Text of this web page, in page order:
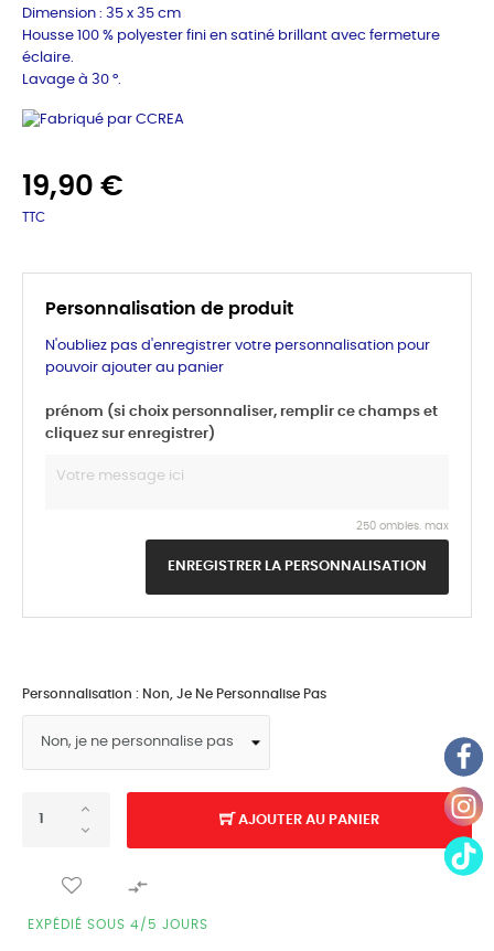
Dimension : 35 x 35 cm
Housse 100 % polyester fini en satiné brillant avec fermeture
éclaire.
Lavage à 30 °.
19,90 €
TTC
Personnalisation de produit
N'oubliez pas d'enregistrer votre personnalisation pour
pouvoir ajouter au panier
prénom (si choix personnaliser, remplir ce champs et
cliquez sur enregistrer)
250 ombles. max
ENREGISTRER LA PERSONNALISATION
Personnalisation : Non, Je Ne Personnalise Pas
AJOUTER AU PANIER

EXPÉDIÉ SOUS 4/5 JOURS